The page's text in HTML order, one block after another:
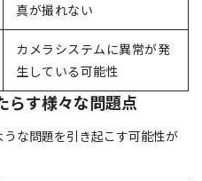
真が撮れない
カメラシステムに異常が発
生している可能性
らす様々な問題点
な問題を引き起こす可能性が